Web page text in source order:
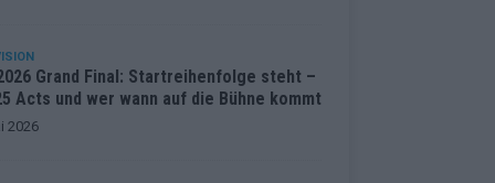
Grand Final: Startreihenfolge steht –
Acts und wer wann auf die Bühne kommt
2026